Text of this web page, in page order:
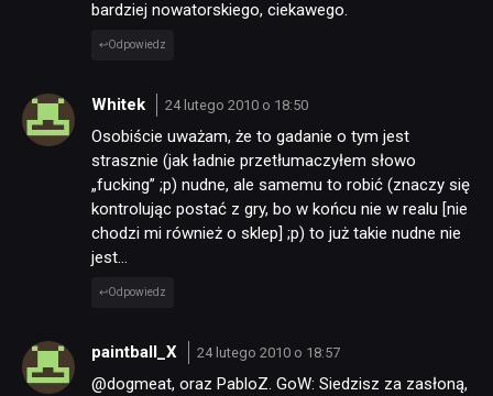
bardziej nowatorskiego, ciekawego.
Odpowiedz
Whitek 24 lutego 2010 o 18:50
Osobiście uważam, że to gadanie o tym jest
strasznie (jak ładnie przetłumaczyłem słowo
„fucking” ;p) nudne, ale samemu to robić (znaczy się
kontrolując postać z gry, bo w końcu nie w realu [nie
chodzi mi również o sklep] ;p) to już takie nudne nie
jest…
Odpowiedz
paintball_X 24 lutego 2010 o 18:57
@dogmeat, oraz PabloZ. GoW: Siedzisz za zasłoną,